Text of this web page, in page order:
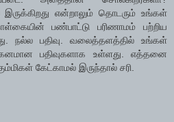
இருக்கிறது என்றாலும் தொடரும் உங்கள்
பண்பாட்டு பரிணாமம் பற்றிய
நல்ல பதிவு. வலைத்தளத்தில் உங்கள்
கனமான பதிவுகளாக உள்ளது. எத்தனை
கேட்காமல் இருந்தால் சரி.